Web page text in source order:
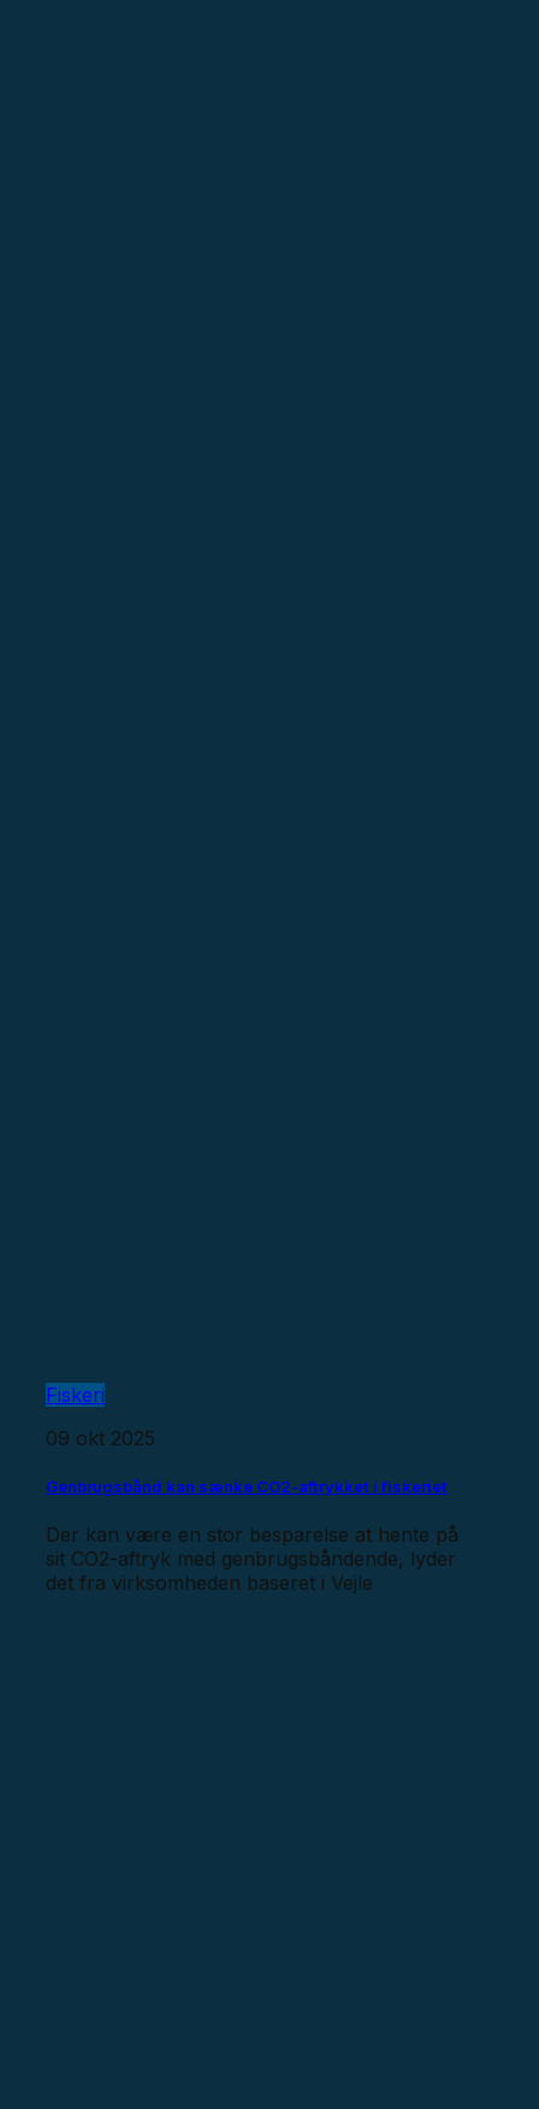
Fiskeri
09 okt 2025
Genbrugsbånd kan sænke CO2-aftrykket i fiskeriet
Der kan være en stor besparelse at hente på
sit CO2-aftryk med genbrugsbåndende, lyder
det fra virksomheden baseret i Vejle